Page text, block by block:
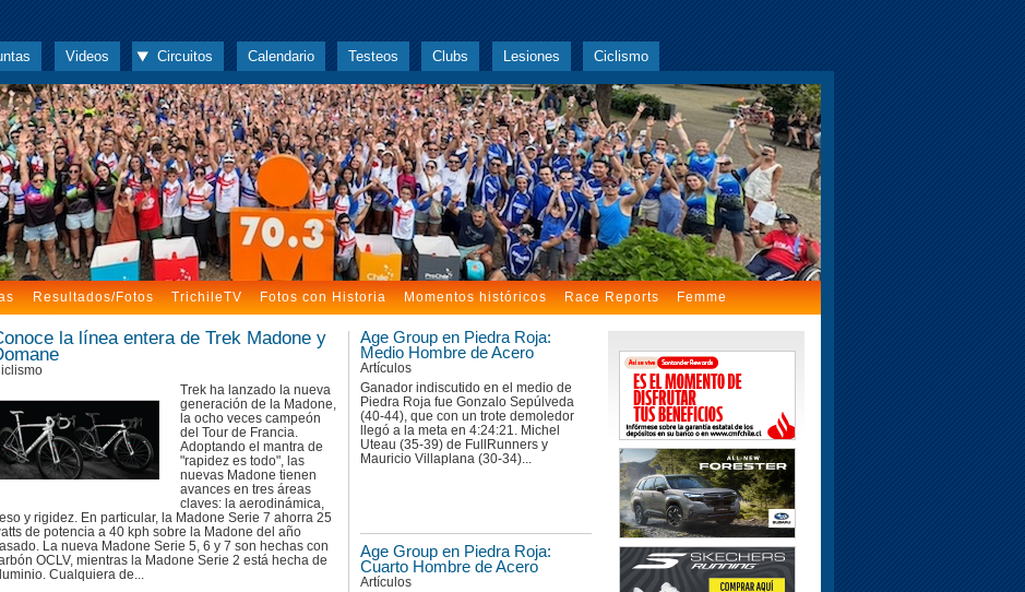
Videos Circuitos Calendario Testeos Clubs Lesiones Ciclismo
Resultados/Fotos TrichileTV Fotos con Historia Momentos históricos Race Reports Femme
Age Group en Piedra Roja:
Medio Hombre de Acero
Artículos
Ganador indiscutido en el medio de
Piedra Roja fue Gonzalo Sepúlveda
(40-44), que con un trote demoledor
llegó a la meta en 4:24:21. Michel
Uteau (35-39) de FullRunners y
Mauricio Villaplana (30-34)...
Age Group en Piedra Roja:
Cuarto Hombre de Acero
Artículos
la línea entera de Trek Madone y
Trek ha lanzado la nueva
generación de la Madone,
la ocho veces campeón
del Tour de Francia.
Adoptando el mantra de
"rapidez es todo", las
nuevas Madone tienen
avances en tres áreas
claves: la aerodinámica,
y rigidez. En particular, la Madone Serie 7 ahorra 25
de potencia a 40 kph sobre la Madone del año
La nueva Madone Serie 5, 6 y 7 son hechas con
OCLV, mientras la Madone Serie 2 está hecha de
Cualquiera de...